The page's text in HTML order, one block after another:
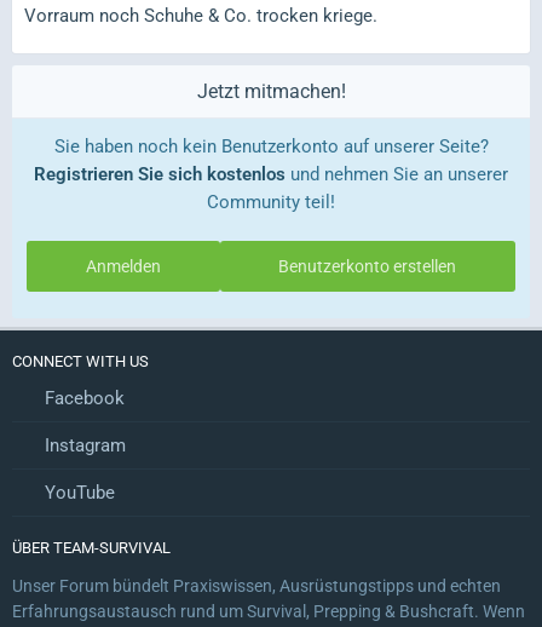
Vorraum noch Schuhe & Co. trocken kriege.
Jetzt mitmachen!
Sie haben noch kein Benutzerkonto auf unserer Seite?
Registrieren Sie sich kostenlos und nehmen Sie an unserer
Community teil!
Benutzerkonto erstellen
Anmelden
CONNECT WITH US
Facebook
Instagram
YouTube
ÜBER TEAM-SURVIVAL
Unser Forum bündelt Praxiswissen, Ausrüstungstipps und echten
Erfahrungsaustausch rund um Survival, Prepping & Bushcraft. Wenn